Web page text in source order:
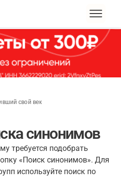
свой век
синонимов
требуется подобрать
«Поиск синонимов». Для
используйте поиск по